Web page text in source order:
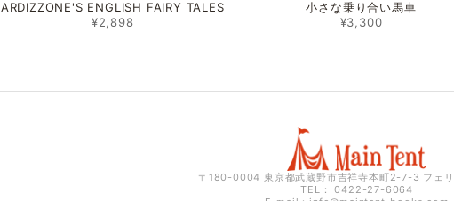
ARDIZZONE'S ENGLISH FAIRY TALES
¥2,898
小さな乗り合い馬車
¥3,300
〒180-0004 東京都武蔵野市吉祥寺本町2-7-3 フェ
TEL： 0422-27-6064